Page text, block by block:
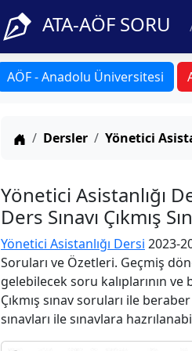
ATA-AÖF SORU
AÖF - Anadolu Üniversitesi
Anasayfa
Dersler Yönetici
Yönetici Asistanlığı
Ders Sınavı Çıkmış
Yönetici Asistanlığı Dersi 2023-
Soruları ve Özetleri. Geçmiş
gelebilecek soru kalıplarının
Çıkmış sınav soruları ile
sınavları ile sınavlara